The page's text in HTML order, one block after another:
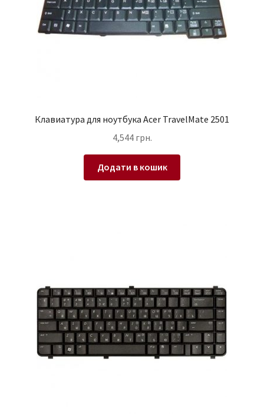
Клавиатура для ноутбука Acer TravelMate 2501
4,544 грн.
Додати в кошик